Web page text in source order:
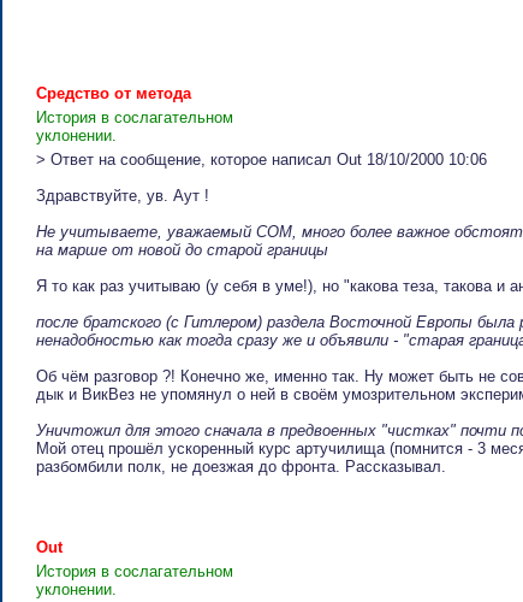
Cpeдcтвo oт мeтoдa
История в сослагательном
уклонении.
> Ответ на сообщение, которое написал Out 18/10/2000 10:06
Здравствуйте, ув. Аут !
Не учитываете, уважаемый СОМ, много более важное
на марше от новой до старой границы
Я то как раз учитываю (у себя в уме!), но "какова теза, такова и
после братского (с Гитлером) раздела Восточной Европы
ненадобностью как тогда сразу же и объявили - "старая
Об чём разговор ?! Конечно же, именно так. Ну может быть не
дык и ВикВез не упомянул о ней в своём умозрительном
Уничтожил для этого сначала в предвоенных "чистках" почти
Мой отец прошёл ускоренный курс артучилища (помнится - 3
разбомбили полк, не доезжая до фронта. Рассказывал.
Out
История в сослагательном
уклонении.